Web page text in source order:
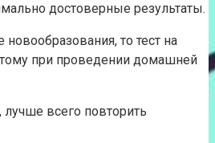
достоверные результаты.
то тест на
при проведении домашней
всего повторить